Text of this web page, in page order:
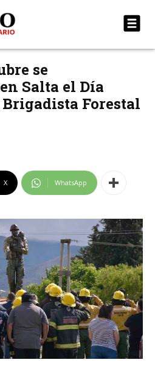
se
Salta el Día
Forestal
X WhatsApp